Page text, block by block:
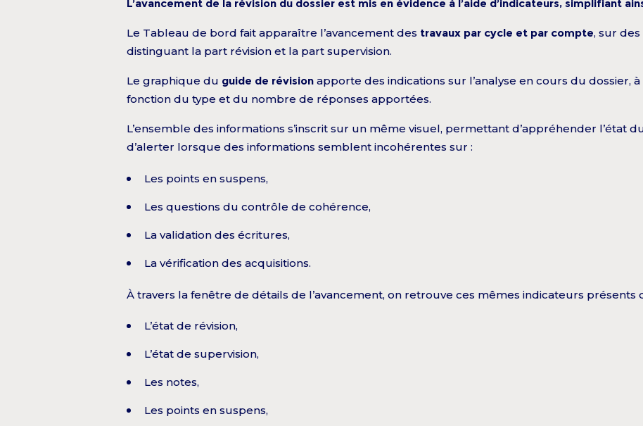
L’avancement de la révision du dossier est mis en évidence à l’aide d’indicateurs, simplifiant
Le Tableau de bord fait apparaître l’avancement des travaux par cycle et par compte, sur
distinguant la part révision et la part supervision.
Le graphique du guide de révision apporte des indications sur l’analyse en cours du dossier,
fonction du type et du nombre de réponses apportées.
L’ensemble des informations s’inscrit sur un même visuel, permettant d’appréhender l’état
d’alerter lorsque des informations semblent incohérentes sur :
Les points en suspens,
Les questions du contrôle de cohérence,
La validation des écritures,
La vérification des acquisitions.
À travers la fenêtre de détails de l’avancement, on retrouve ces mêmes indicateurs présents
L’état de révision,
L’état de supervision,
Les notes,
Les points en suspens,